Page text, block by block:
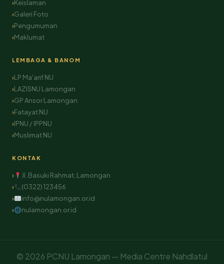
Keislaman
Galeri Foto
Pengumuman
Maklumat
LEMBAGA & BANOM
LP Ma'arif NU
LAZISNU Lamongan
GP Ansor Lamongan
Fatayat NU
IPNU / IPPNU
Muslimat NU
KONTAK
Jl. Basuki Rahmat, Lamongan
(0322) 123456
info@nulamongan.or.id
nulamongan.or.id
© 2026 PCNU Lamongan — Media Centre Nahdlatul